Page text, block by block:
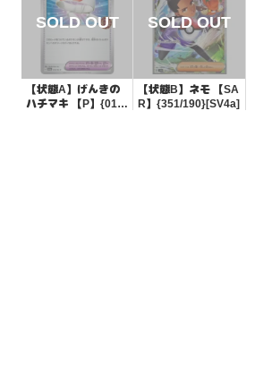
【状態A】げんきの
ハチマキ 【P】{019/
【状態B】ネモ 【SA
R】{351/190}[SV4a]